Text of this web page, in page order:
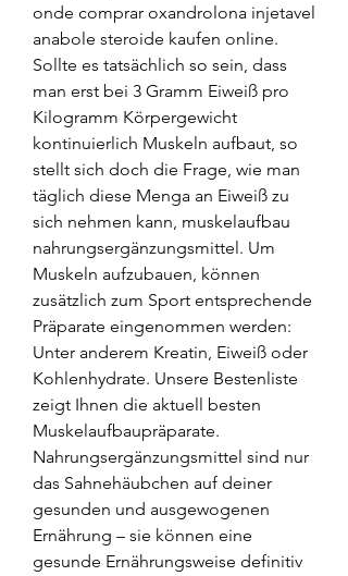
onde comprar oxandrolona injetavel
anabole steroide kaufen online.
Sollte es tatsächlich so sein, dass
man erst bei 3 Gramm Eiweiß pro
Kilogramm Körpergewicht
kontinuierlich Muskeln aufbaut, so
stellt sich doch die Frage, wie man
täglich diese Menga an Eiweiß zu
sich nehmen kann, muskelaufbau
nahrungsergänzungsmittel. Um
Muskeln aufzubauen, können
zusätzlich zum Sport entsprechende
Präparate eingenommen werden:
Unter anderem Kreatin, Eiweiß oder
Kohlenhydrate. Unsere Bestenliste
zeigt Ihnen die aktuell besten
Muskelaufbaupräparate.
Nahrungsergänzungsmittel sind nur
das Sahnehäubchen auf deiner
gesunden und ausgewogenen
Ernährung – sie können eine
gesunde Ernährungsweise definitiv